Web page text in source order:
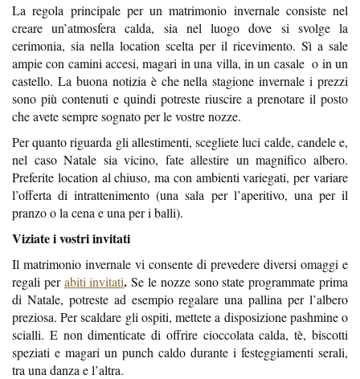
La regola principale per un matrimonio invernale consiste nel
creare un’atmosfera calda, sia nel luogo dove si svolge la
cerimonia, sia nella location scelta per il ricevimento. Sì a sale
ampie con camini accesi, magari in una villa, in un casale o in un
castello. La buona notizia è che nella stagione invernale i prezzi
sono più contenuti e quindi potreste riuscire a prenotare il posto
che avete sempre sognato per le vostre nozze.
Per quanto riguarda gli allestimenti, scegliete luci calde, candele e,
nel caso Natale sia vicino, fate allestire un magnifico albero.
Preferite location al chiuso, ma con ambienti variegati, per variare
l’offerta di intrattenimento (una sala per l’aperitivo, una per il
pranzo o la cena e una per i balli).
Viziate i vostri invitati
Il matrimonio invernale vi consente di prevedere diversi omaggi e
regali perabiti invitati. Se le nozze sono state programmate prima
di Natale, potreste ad esempio regalare una pallina per l’albero
preziosa. Per scaldare gli ospiti, mettete a disposizione pashmine o
scialli. E non dimenticate di offrire cioccolata calda, tè, biscotti
speziati e magari un punch caldo durante i festeggiamenti serali,
tra una danza e l’altra.